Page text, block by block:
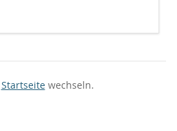
Startseitewechseln.